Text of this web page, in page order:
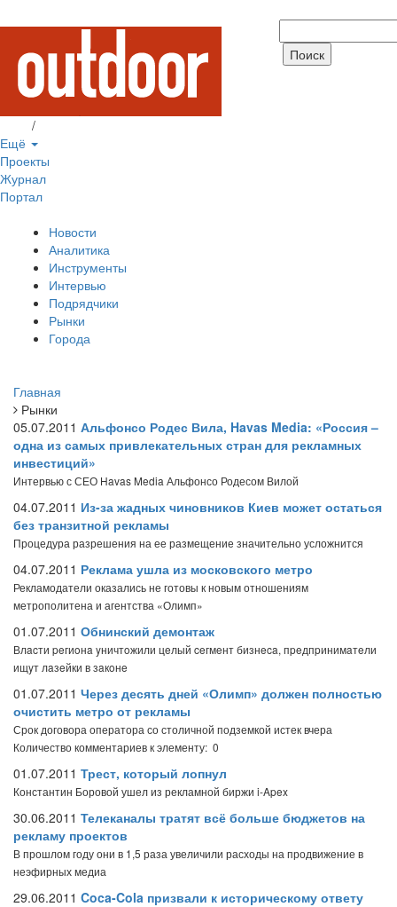
/
Ещё
Проекты
Журнал
Портал
Новости
Аналитика
Инструменты
Интервью
Подрядчики
Рынки
Города
Главная
Рынки
05.07.2011 Альфонсо Родес Вила, Havas Media: «Россия –
одна из самых привлекательных стран для рекламных
инвестиций»
Интервью с СЕО Havas Media Альфонсо Родесом Вилой
04.07.2011 Из-за жадных чиновников Киев может остаться
без транзитной рекламы
Процедура разрешения на ее размещение значительно усложнится
04.07.2011 Реклама ушла из московского метро
Рекламодатели оказались не готовы к новым отношениям
метрополитена и агентства «Олимп»
01.07.2011 Обнинский демонтаж
Влacти peгиoнa yничтoжили цeлый ceгмeнт бизнeca, пpeдпpинимaтeли
ищyт лaзeйки в зaкoнe
01.07.2011 Через десять дней «Олимп» должен полностью
очистить метро от рекламы
Срок договора оператора со столичной подземкой истек вчера
Количество комментариев к элементу: 0
01.07.2011 Трест, который лопнул
Константин Боровой ушел из рекламной биржи i-Apex
30.06.2011 Телеканалы тратят всё больше бюджетов на
рекламу проектов
В прошлом году они в 1,5 раза увеличили расходы на продвижение в
неэфирных медиа
29.06.2011 Coca-Cola призвали к историческому ответу